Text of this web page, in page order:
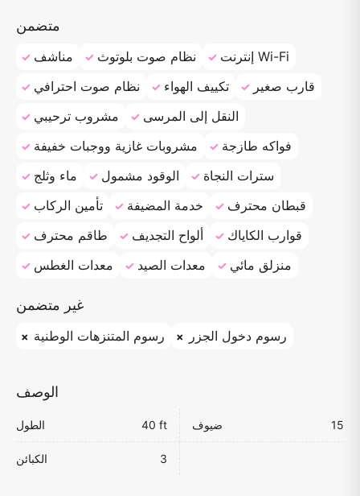
متضمن
مناشف نظام صوت بلوتوث
إنترنت Wi-Fi
نظام صوت احترافي
تكييف الهواء
قارب صغير
مشروب ترحيبي
النقل إلى المرسى
مشروبات غازية ووجبات خفيفة
فواكه طازجة
ماء وثلج
الوقود مشمول
سترات النجاة
تأمين الركاب
خدمة المضيفة
قبطان محترف
طاقم محترف
ألواح التجديف
قوارب الكاياك
معدات الغطس
معدات الصيد منزلق مائي
غير متضمن
رسوم المتنزهات الوطنية رسوم دخول الجزر
الوصف
الطول 40 ft ضيوف 15
الكبائن 3